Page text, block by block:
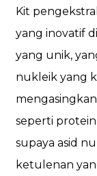
Kit
yang inovatif
yang unik,
nukleik yang
seperti
supaya asid
ketulenan